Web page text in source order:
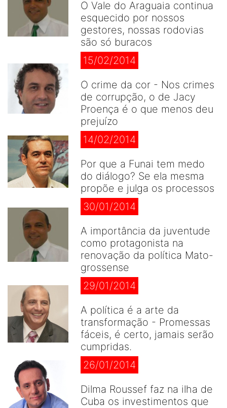
O Vale do Araguaia continua
esquecido por nossos
gestores, nossas rodovias
são só buracos
15/02/2014
O crime da cor - Nos crimes
de corrupção, o de Jacy
Proença é o que menos deu
prejuízo
14/02/2014
Por que a Funai tem medo
do diálogo? Se ela mesma
propõe e julga os processos
30/01/2014
A importância da juventude
como protagonista na
renovação da política Mato-
grossense
29/01/2014
A política é a arte da
transformação - Promessas
fáceis, é certo, jamais serão
cumpridas.
26/01/2014
Dilma Roussef faz na ilha de
Cuba os investimentos que